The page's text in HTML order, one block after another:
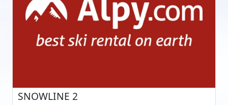
SNOWLINE 2